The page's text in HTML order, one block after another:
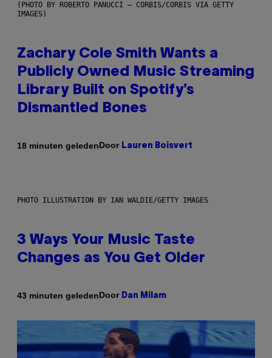
(PHOTO BY ROBERTO PANUCCI – CORBIS/CORBIS VIA GETTY
IMAGES)
Zachary Cole Smith Wants a
Publicly Owned Music Streaming
Library Built on Spotify’s
Dismantled Bones
18 minuten geledenDoor Lauren Boisvert
PHOTO ILLUSTRATION BY IAN WALDIE/GETTY IMAGES
3 Ways Your Music Taste
Changes as You Get Older
43 minuten geledenDoor Dan Milam